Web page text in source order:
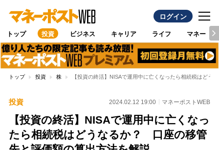
ログイン
トップ 投資 ビジネス キャリア ライフ マネー
トップ 投資 株 【投資の終活】NISAで運用中に亡くなったら相続税はど
投資 2024.02.12 19:00 マネーポストWEB
【投資の終活】NISAで運用中に亡くなっ
たら相続税はどうなるか？ 口座の移管